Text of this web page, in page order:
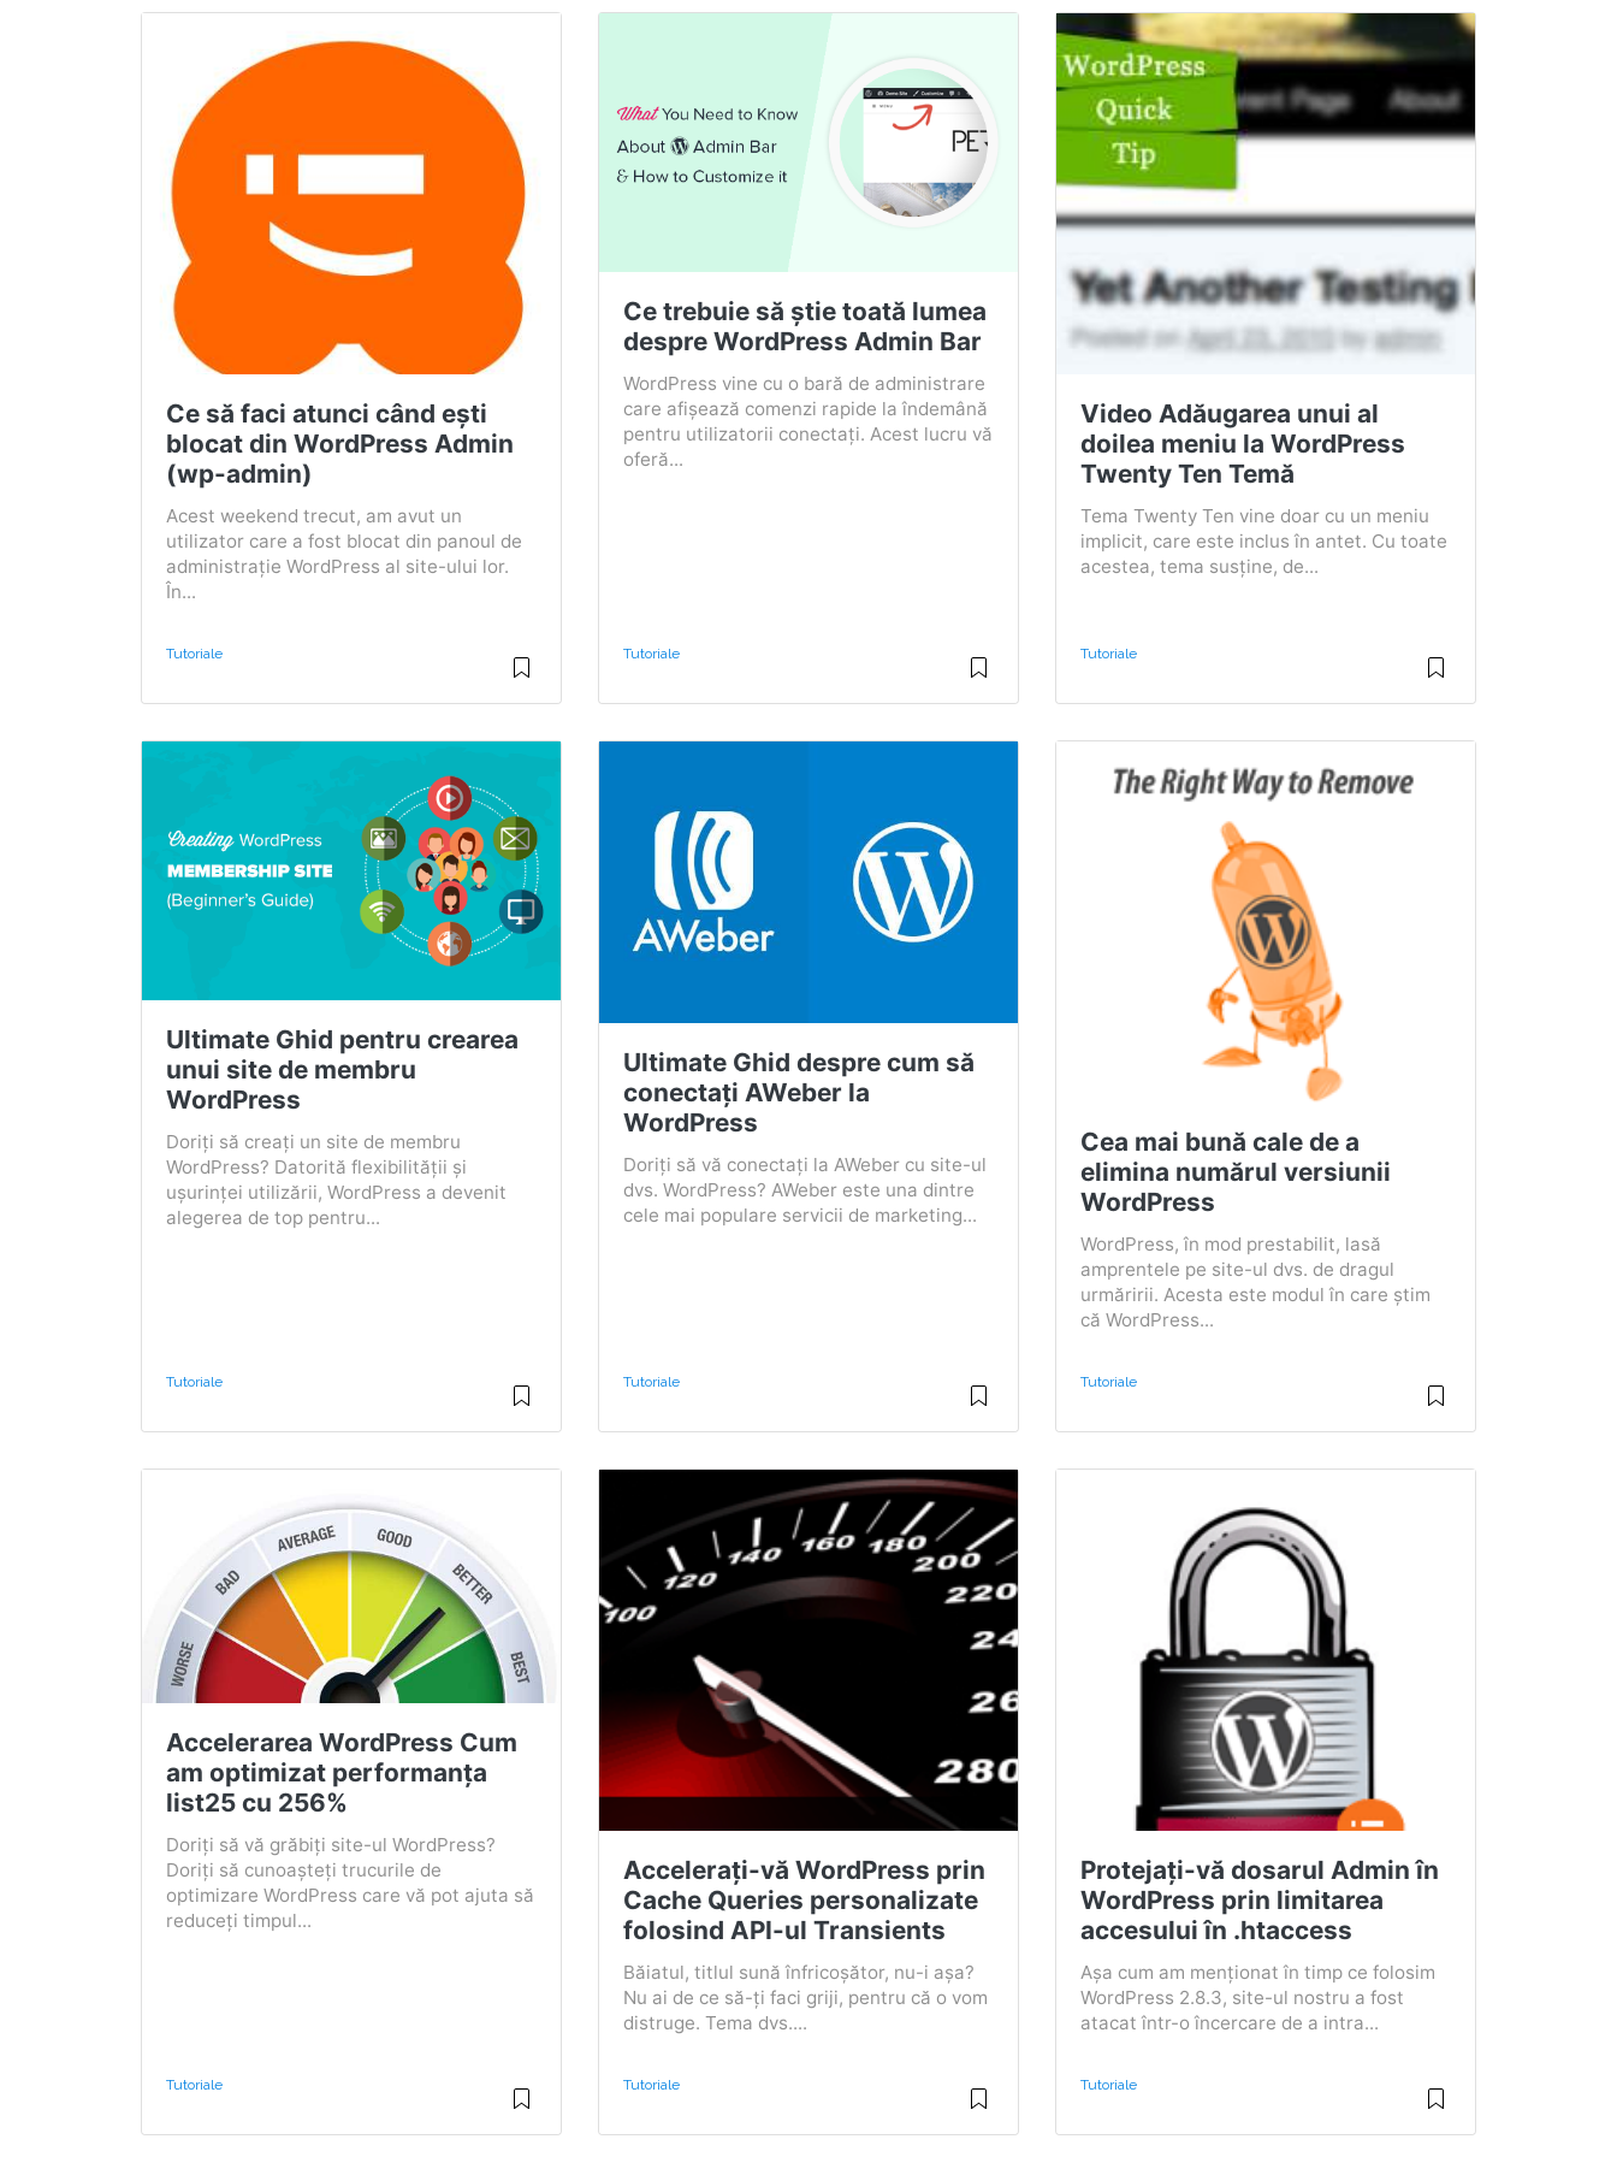
Ce să faci atunci când ești
blocat din WordPress Admin
(wp-admin)
Acest weekend trecut, am avut un
utilizator care a fost blocat din panoul de
administrație WordPress al site-ului lor.
În...
Tutoriale
Ce trebuie să știe toată lumea
despre WordPress Admin Bar
WordPress vine cu o bară de administrare
care afișează comenzi rapide la îndemână
pentru utilizatorii conectați. Acest lucru vă
oferă...
Tutoriale
Video Adăugarea unui al
doilea meniu la WordPress
Twenty Ten Temă
Tema Twenty Ten vine doar cu un meniu
implicit, care este inclus în antet. Cu toate
acestea, tema susține, de...
Tutoriale
Ultimate Ghid pentru crearea
unui site de membru
WordPress
Doriți să creați un site de membru
WordPress? Datorită flexibilității și
ușurinței utilizării, WordPress a devenit
alegerea de top pentru...
Tutoriale
Ultimate Ghid despre cum să
conectați AWeber la
WordPress
Doriți să vă conectați la AWeber cu site-ul
dvs. WordPress? AWeber este una dintre
cele mai populare servicii de marketing...
Tutoriale
Cea mai bună cale de a
elimina numărul versiunii
WordPress
WordPress, în mod prestabilit, lasă
amprentele pe site-ul dvs. de dragul
urmăririi. Acesta este modul în care știm
că WordPress...
Tutoriale
Accelerarea WordPress Cum
am optimizat performanța
list25 cu 256%
Doriți să vă grăbiți site-ul WordPress?
Doriți să cunoașteți trucurile de
optimizare WordPress care vă pot ajuta să
reduceți timpul...
Tutoriale
Accelerați-vă WordPress prin
Cache Queries personalizate
folosind API-ul Transients
Băiatul, titlul sună înfricoșător, nu-i așa?
Nu ai de ce să-ți faci griji, pentru că o vom
distruge. Tema dvs....
Tutoriale
Protejați-vă dosarul Admin în
WordPress prin limitarea
accesului în .htaccess
Așa cum am menționat în timp ce folosim
WordPress 2.8.3, site-ul nostru a fost
atacat într-o încercare de a intra...
Tutoriale